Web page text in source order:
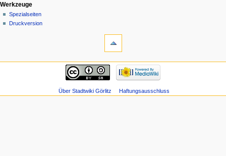
Werkzeuge
Spezialseiten
Druckversion
Über Stadtwiki Görlitz Haftungsausschluss